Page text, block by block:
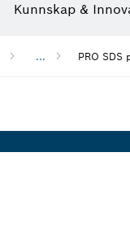
Kunnskap &
... PRO SDS